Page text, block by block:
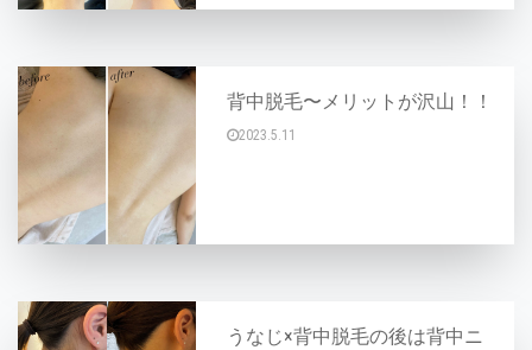
背中脱毛〜メリットが沢山！！
2023.5.11
うなじ×背中脱毛の後は背中ニ